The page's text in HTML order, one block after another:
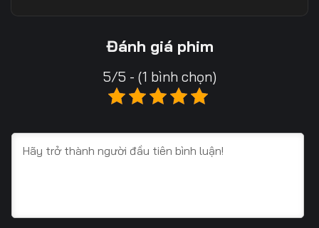
20
25 26
31 32 33
Đánh giá phim
5/5 - (1 bình chọn)